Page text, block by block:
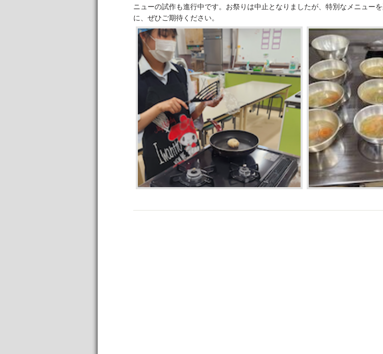
ニューの試作も進行中です。お祭りは中止となりましたが、特別なメニュー
に、ぜひご期待ください。